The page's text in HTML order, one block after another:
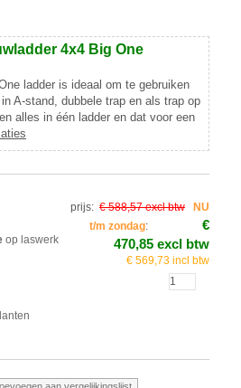
4x4 Big One
ladder is ideaal om te gebruiken
A-stand, dubbele trap en als trap op
alles in één ladder en dat voor een
op laswerk
prijs: € 588,57 excl btw
NU
t/m zondag:
€
470,85 excl btw
€ 569,73 incl btw